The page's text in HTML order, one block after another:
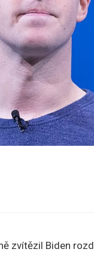
zvítězil Biden